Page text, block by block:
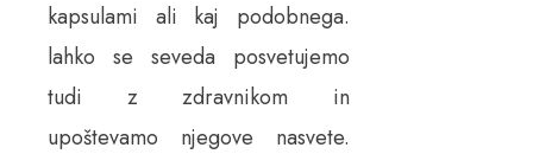
kapsulami ali kaj podobnega.
lahko se seveda posvetujemo
tudi z zdravnikom in
upoštevamo njegove nasvete.